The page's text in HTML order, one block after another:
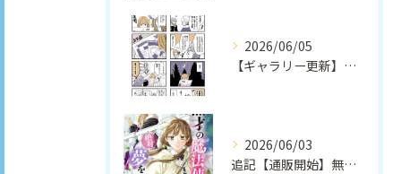
2026/06/05
【ギャラリー更新】無配ペーパー漫画｜安崎羽美
2026/06/03
追記【通販開始】無才の魔法使いは絶対夢を諦めない（個人創作）｜安崎羽美